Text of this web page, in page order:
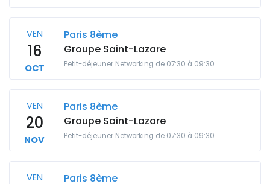
VEN
16
OCT
Paris 8ème
Groupe Saint-Lazare
Petit-déjeuner Networking de 07:30 à 09:30
VEN
20
NOV
Paris 8ème
Groupe Saint-Lazare
Petit-déjeuner Networking de 07:30 à 09:30
VEN
Paris 8ème